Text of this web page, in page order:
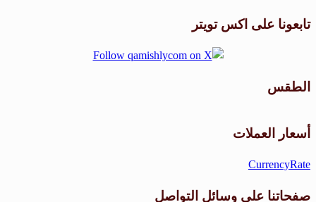
تابعونا على اكس تويتر
الطقس
أسعار العملات
CurrencyRate
صفحاتنا على وسائل التواصل